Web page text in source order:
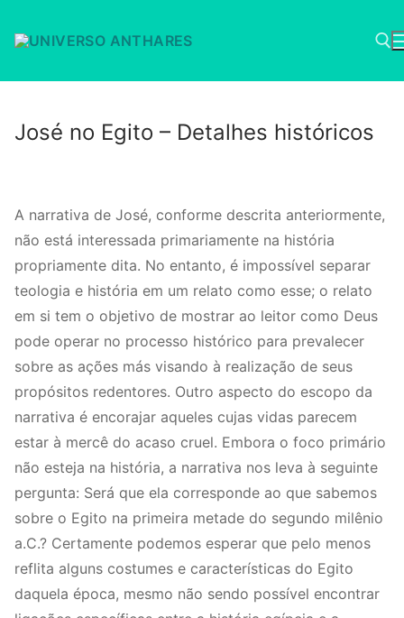
para
José no Egito – Detalhes históricos
A narrativa de José, conforme descrita anteriormente,
não está interessada primariamente na história
propriamente dita. No entanto, é impossível separar
teologia e história em um relato como esse; o relato
em si tem o objetivo de mostrar ao leitor como Deus
pode operar no processo histórico para prevalecer
sobre as ações más visando à realização de seus
propósitos redentores. Outro aspecto do escopo da
narrativa é encorajar aqueles cujas vidas parecem
estar à mercê do acaso cruel. Embora o foco primário
não esteja na história, a narrativa nos leva à seguinte
pergunta: Será que ela corresponde ao que sabemos
sobre o Egito na primeira metade do segundo milênio
a.C.? Certamente podemos esperar que pelo menos
reflita alguns costumes e características do Egito
daquela época, mesmo não sendo possível encontrar